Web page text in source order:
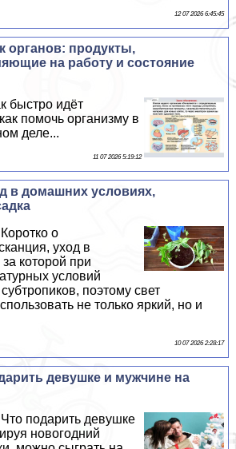
12 07 2026 6:45:45
органов: продукты,
на работу и состояние
быстро идёт
помочь организму в
деле...
11 07 2026 5:19:12
в домашних условиях,
о
уход в
которой при
условий
поэтому свет
не только яркий, но и
10 07 2026 2:28:17
дeвyшке и мужчине на
подарить дeвyшке
новогодний